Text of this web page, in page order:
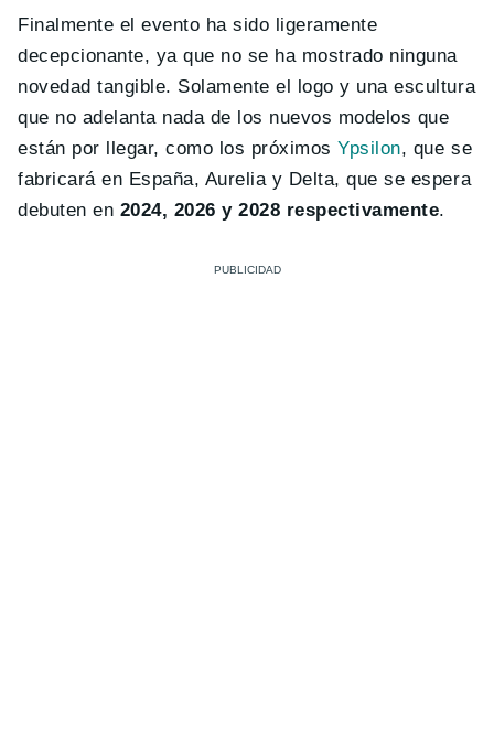
Finalmente el evento ha sido ligeramente
decepcionante, ya que no se ha mostrado ninguna
novedad tangible. Solamente el logo y una escultura
que no adelanta nada de los nuevos modelos que
están por llegar, como los próximos Ypsilon, que se
fabricará en España, Aurelia y Delta, que se espera
debuten en 2024, 2026 y 2028 respectivamente.